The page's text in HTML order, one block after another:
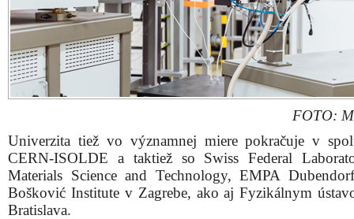
FOTO:
Univerzita tiež vo významnej miere pokračuje v
CERN-ISOLDE a taktiež so Swiss Federal
Materials Science and Technology, EMPA
Bošković Institute v Zagrebe, ako aj Fyzikálnym
Bratislava.